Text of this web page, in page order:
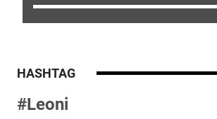
HASHTAG
#Leoni